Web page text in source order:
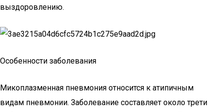
выздоровлению.
Особенности заболевания
Микоплазменная пневмония относится к атипичным
видам пневмонии. Заболевание составляет около трети